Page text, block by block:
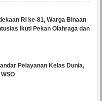
RI ke-81, Warga Binaan
Ikuti Pekan Olahraga dan
Pelayanan Kelas Dunia,